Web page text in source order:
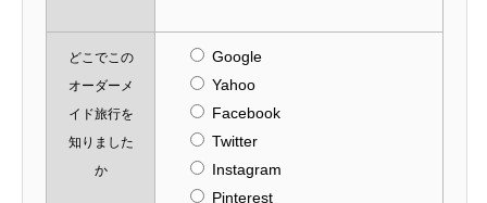
どこでこの
オーダーメ
イド旅行を
知りました
か
Google
Yahoo
Facebook
Twitter
Instagram
Pinterest